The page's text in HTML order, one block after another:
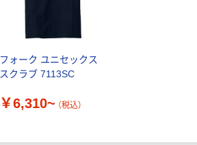
フォーク ユニセックス
スクラブ 7113SC
￥6,310~ （税込）